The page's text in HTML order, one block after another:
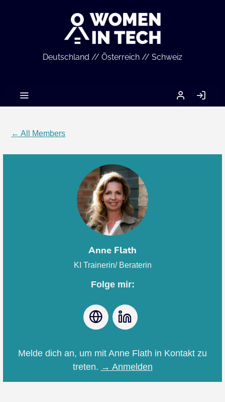
Deutschland // Österreich // Schweiz
MEIN
ACCOUNT
IN
← All Members
Anne Flath
KI Trainerin/ Beraterin
Folge mir:
Webseite
Melde dich an, um mit Anne Flath in Kontakt zu
treten. → Anmelden